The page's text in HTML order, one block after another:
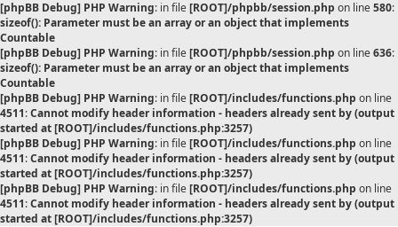
[phpBB Debug] PHP Warning: in file[ROOT]/phpbb/session.php on line580:
sizeof(): Parameter must be an array or an object that implements
Countable
[phpBB Debug] PHP Warning: in file[ROOT]/phpbb/session.php on line636:
sizeof(): Parameter must be an array or an object that implements
Countable
[phpBB Debug] PHP Warning: in file[ROOT]/includes/functions.php on line
4511:Cannot modify header information - headers already sent by (output
started at [ROOT]/includes/functions.php:3257)
[phpBB Debug] PHP Warning: in file[ROOT]/includes/functions.php on line
4511:Cannot modify header information - headers already sent by (output
started at [ROOT]/includes/functions.php:3257)
[phpBB Debug] PHP Warning: in file[ROOT]/includes/functions.php on line
4511:Cannot modify header information - headers already sent by (output
started at [ROOT]/includes/functions.php:3257)